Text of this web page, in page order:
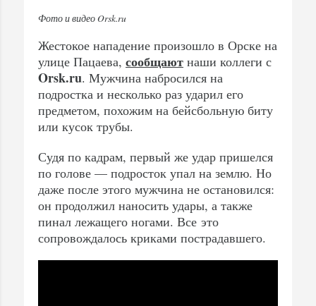
Фото и видео Orsk.ru
Жестокое нападение произошло в Орске на
улице Пацаева, сообщают наши коллеги с
Orsk.ru. Мужчина набросился на
подростка и несколько раз ударил его
предметом, похожим на бейсбольную биту
или кусок трубы.
Судя по кадрам, первый же удар пришелся
по голове — подросток упал на землю. Но
даже после этого мужчина не остановился:
он продолжил наносить удары, а также
пинал лежащего ногами. Все это
сопровождалось криками пострадавшего.